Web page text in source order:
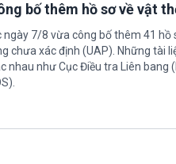
bố thêm hồ sơ về vật
ngày 7/8 vừa công bố thêm 41 hồ
chưa xác định (UAP). Những tài
nhau như Cục Điều tra Liên bang